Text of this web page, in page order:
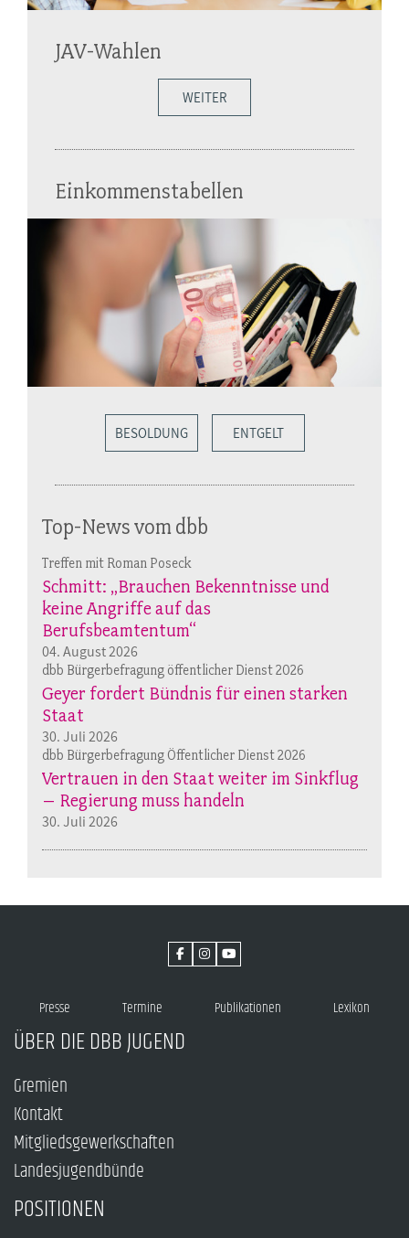
JAV-Wahlen
WEITER
Einkommenstabellen
BESOLDUNG ENTGELT
Top-News vom dbb
Treffen mit Roman Poseck
Schmitt: „Brauchen Bekenntnisse und
keine Angriffe auf das
Berufsbeamtentum“
04. August 2026
dbb Bürgerbefragung öffentlicher Dienst 2026
Geyer fordert Bündnis für einen starken
Staat
30. Juli 2026
dbb Bürgerbefragung Öffentlicher Dienst 2026
Vertrauen in den Staat weiter im Sinkflug
– Regierung muss handeln
30. Juli 2026
Presse Termine Publikationen Lexikon
ÜBER DIE DBB JUGEND
Gremien
Kontakt
Mitgliedsgewerkschaften
Landesjugendbünde
POSITIONEN